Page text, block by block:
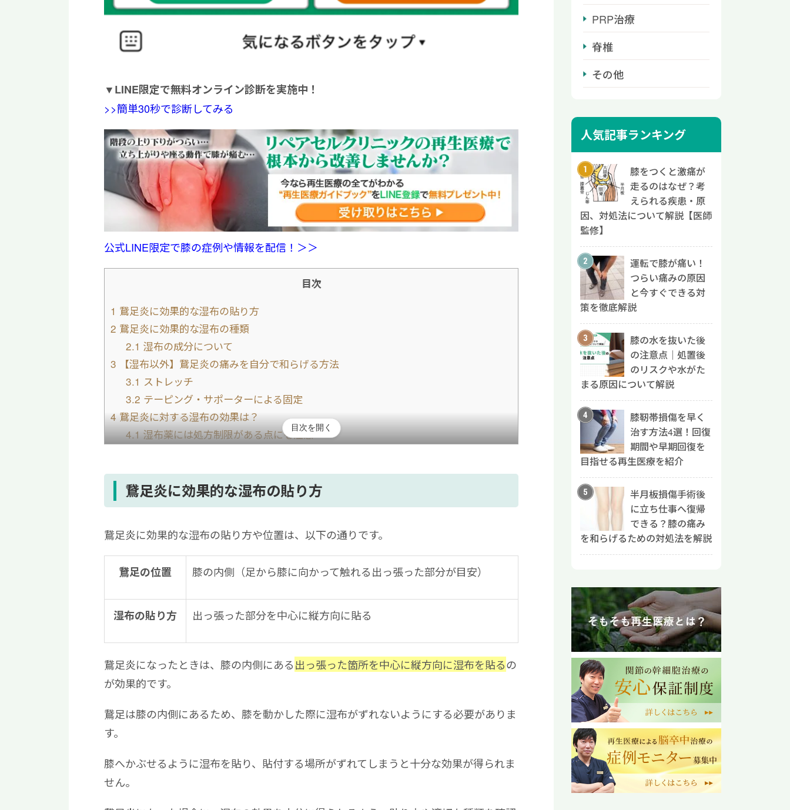
▼LINE限定で無料オンライン診断を実施中！
>>簡単30秒で診断してみる
公式LINE限定で膝の症例や情報を配信！＞＞
目次
1 鵞足炎に効果的な湿布の貼り方
2 鵞足炎に効果的な湿布の種類
2.1 湿布の成分について
3 【湿布以外】鵞足炎の痛みを自分で和らげる方法
3.1 ストレッチ
3.2 テーピング・サポーターによる固定
4鵞足炎に対する湿布の効果は？
4.1湿布薬には処方制限がある点にも注意
5.2 鵞足炎は冷やすべき？それとも温めるべき？
5.3鵞足炎のセルフチェック方法は？
7【まとめ】湿布を貼っても治らない鵞足炎は再生医療も検討
目次を開く
鵞足炎に効果的な湿布の貼り方
鵞足炎に効果的な湿布の貼り方や位置は、以下の通りです。
鵞足の位置 膝の内側（足から膝に向かって触れる出っ張った部分が目安）
湿布の貼り方 出っ張った部分を中心に縦方向に貼る
鵞足炎になったときは、膝の内側にある出っ張った箇所を中心に縦方向に湿布を貼るの
が効果的です。
鵞足は膝の内側にあるため、膝を動かした際に湿布がずれないようにする必要がありま
す。
膝へかぶせるように湿布を貼り、貼付する場所がずれてしまうと十分な効果が得られま
せん。
PRP治療
脊椎
その他
人気記事ランキング
膝をつくと激痛が
走るのはなぜ？考
えられる疾患・原
因、対処法について解説【医師
監修】
運転で膝が痛い！
つらい痛みの原因
と今すぐできる対
策を徹底解説
膝の水を抜いた後
の注意点｜処置後
のリスクや水がた
まる原因について解説
膝靭帯損傷を早く
治す方法4選！回復
期間や早期回復を
目指せる再生医療を紹介
半月板損傷手術後
に立ち仕事へ復帰
できる？膝の痛み
を和らげるための対処法を解説